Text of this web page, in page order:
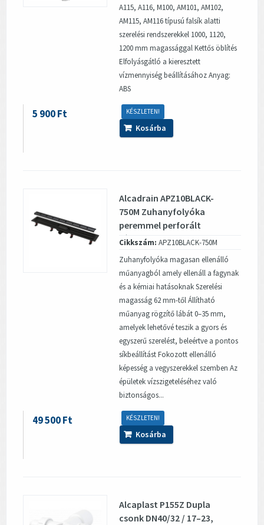
A115, A116, M100, AM101, AM102,
AM115, AM116 típusú falsík alatti
szerelési rendszerekkel 1000, 1120,
1200 mm magassággal Kettős öblítés
Elfolyásgátló a kieresztett
vízmennyiség beállításához Anyag:
ABS
KÉSZLETEN!
5 900 Ft
Kosárba
Alcadrain APZ10BLACK-
750M Zuhanyfolyóka
peremmel perforált
rácsokhoz, fekete-matt...
Cikkszám: APZ10BLACK-750M
Zuhanyfolyóka magasan ellenálló
műanyagból amely ellenáll a fagynak
és a kémiai hatásoknak Szerelési
magasság 62 mm-től Állítható
műanyag rögzítő lábát 0–35 mm,
amelyek lehetővé teszik a gyors és
egyszerű szerelést, beleértve a pontos
síkbeállítást Fokozott ellenálló
képesség a vegyszerekkel szemben Az
épületek vízszigeteléséhez való
biztonságos...
KÉSZLETEN!
49 500 Ft
Kosárba
Alcaplast P155Z Dupla
csonk DN40/32 / 17–23,